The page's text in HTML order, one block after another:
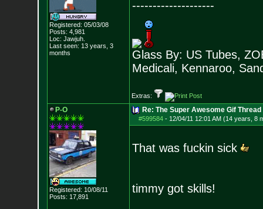
Registered: 05/03/08
Posts: 4,981
Loc: Jawjuh.
Last seen: 13 years, 3
months
--------------------
Glass By: US Tubes,
Medicali, Kennaroo,
Extras:
P-O
Registered: 10/08/11
Posts: 17,891
Re: The Super Awesome Gif Thread
#599584- 12/04/11 12:01 AM (14 years, 8
That was fuckin sick
timmy got skills!